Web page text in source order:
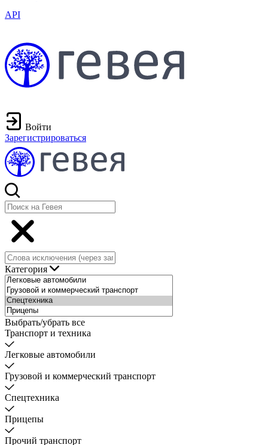
API
Войти
Зарегистрироваться
Категория
Выбрать/убрать все
Транспорт и техника
Легковые автомобили
Грузовой и коммерческий транспорт
Спецтехника
Прицепы
Прочий транспорт